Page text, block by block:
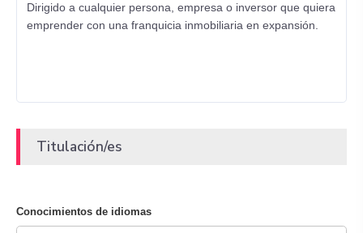
Dirigido a cualquier persona, empresa o inversor que quiera
emprender con una franquicia inmobiliaria en expansión.
Titulación/es
Conocimientos de idiomas